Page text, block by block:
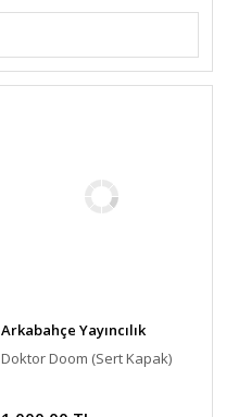
Arkabahçe Yayıncılık
Doktor Doom (Sert Kapak)